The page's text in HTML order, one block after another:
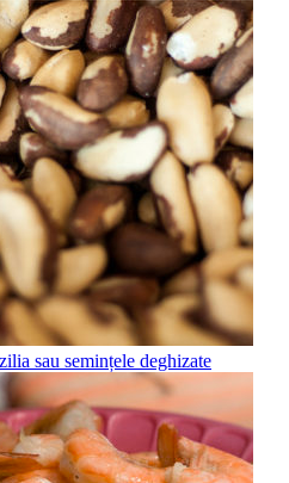
sau semințele deghizate